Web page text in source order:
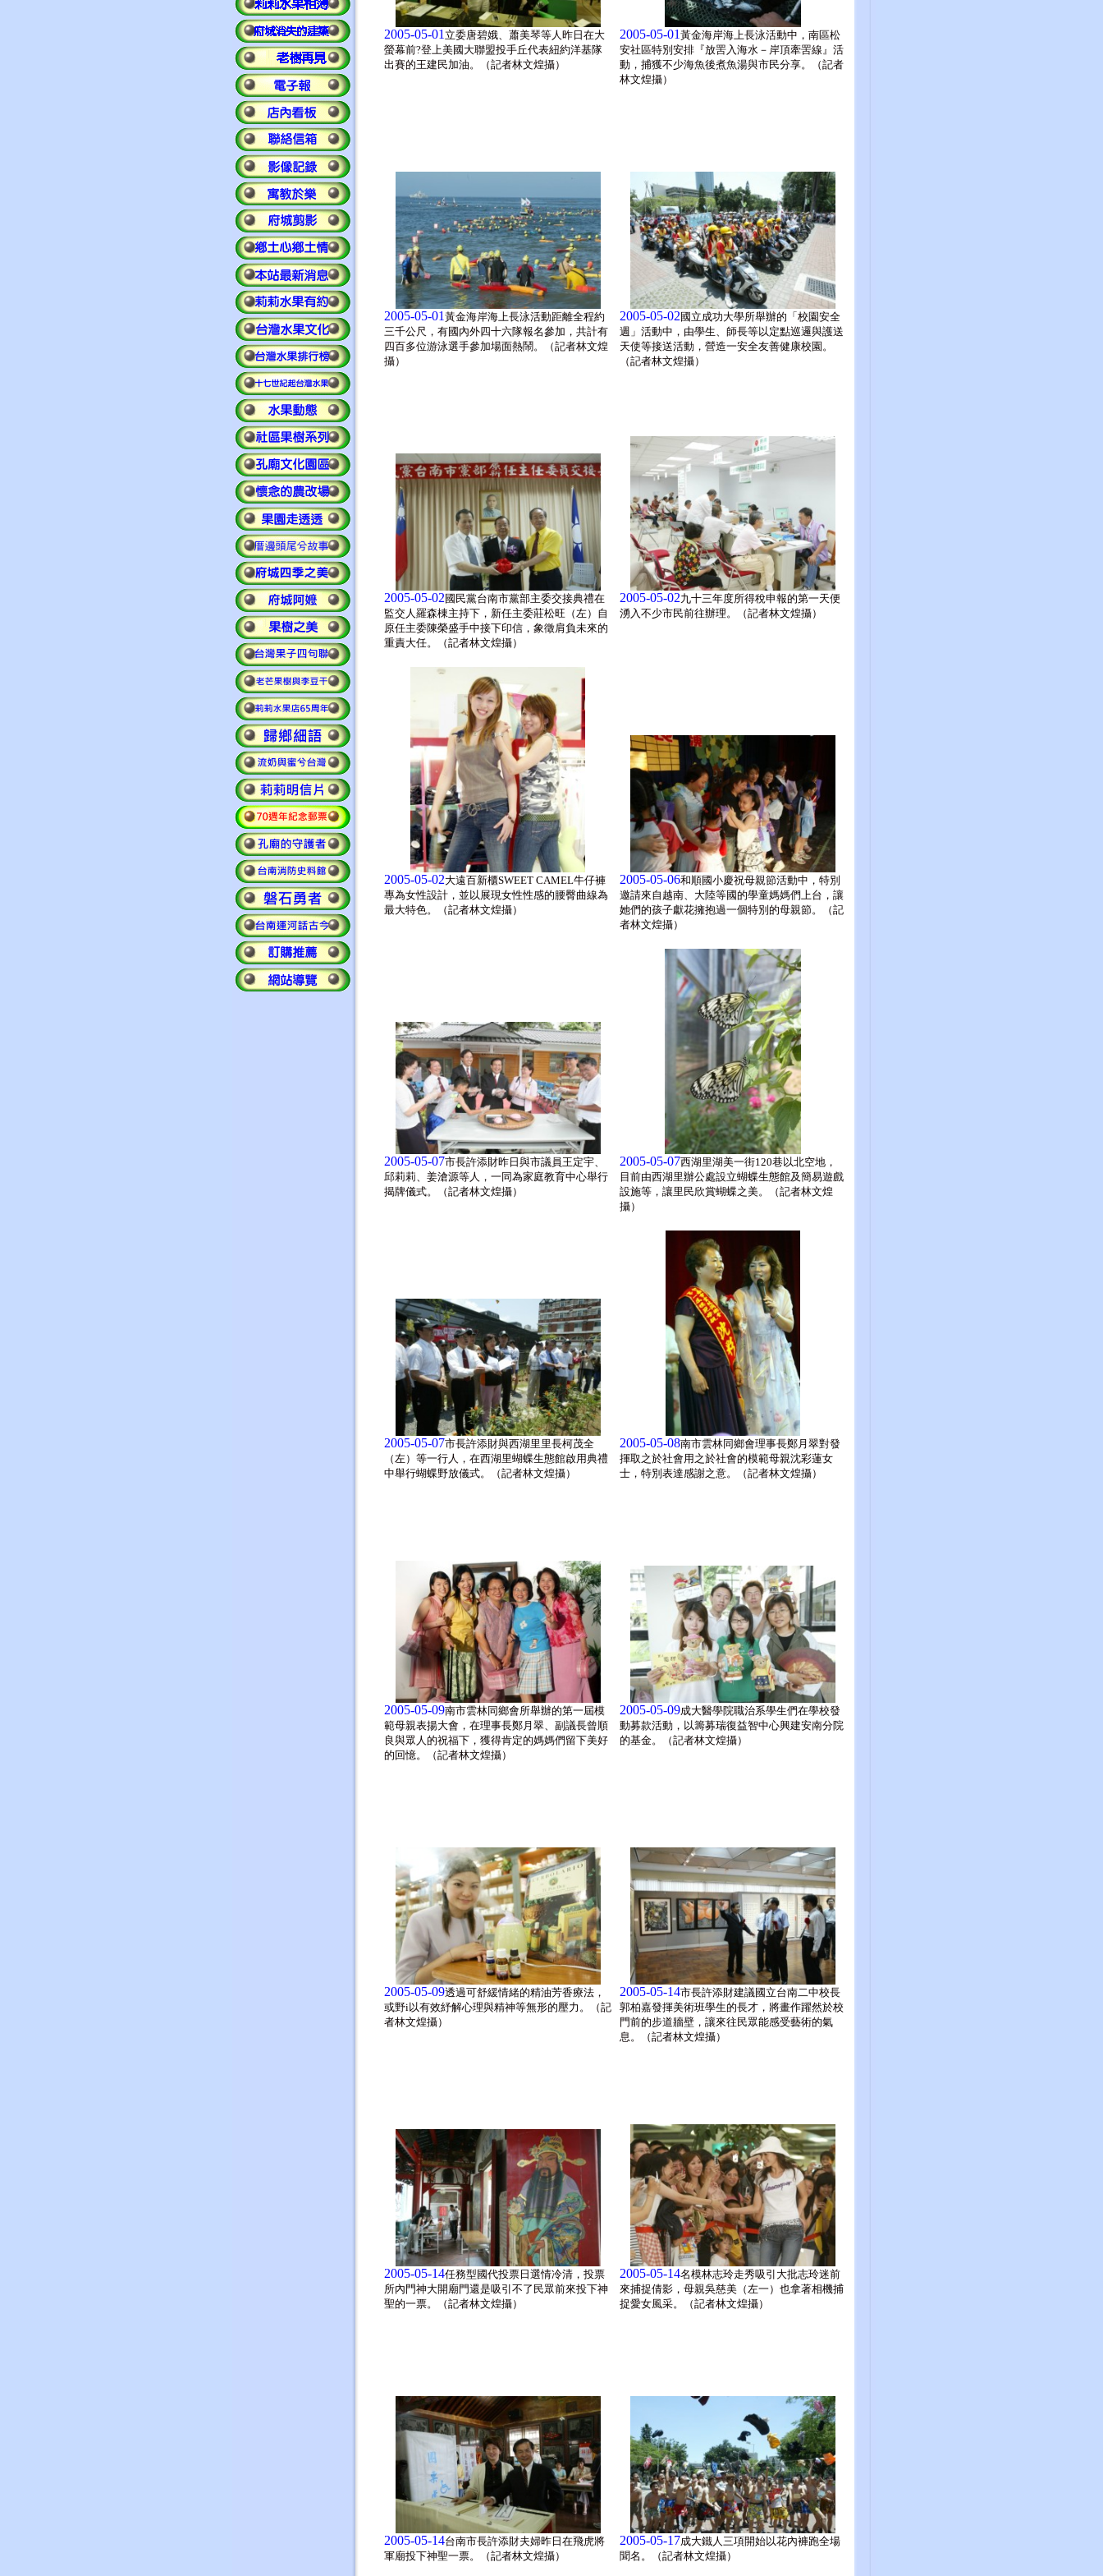
2005-05-01 立委唐碧娥、蕭美琴等人昨日在大
螢幕前?登上美國大聯盟投手丘代表紐約洋基隊
出賽的王建民加油。（記者林文煌攝）
2005-05-01 黃金海岸海上長泳活動中，南區松
安社區特別安排『放罟入海水－岸頂牽罟線』活
動，捕獲不少海魚後煮魚湯與市民分享。（記者
林文煌攝）
2005-05-01 黃金海岸海上長泳活動距離全程約
三千公尺，有國內外四十六隊報名參加，共計有
四百多位游泳選手參加場面熱鬧。（記者林文煌
攝）
2005-05-02 國立成功大學所舉辦的「校園安全
週」活動中，由學生、師長等以定點巡邏與護送
天使等接送活動，營造一安全友善健康校園。
（記者林文煌攝）
2005-05-02 國民黨台南市黨部主委交接典禮在
監交人羅森棟主持下，新任主委莊松旺（左）自
原任主委陳榮盛手中接下印信，象徵肩負未來的
重責大任。（記者林文煌攝）
2005-05-02九十三年度所得稅申報的第一天便
湧入不少市民前往辦理。（記者林文煌攝）
2005-05-02大遠百新櫃SWEET CAMEL牛仔褲
專為女性設計，並以展現女性性感的腰臀曲線為
最大特色。（記者林文煌攝）
2005-05-06和順國小慶祝母親節活動中，特別
邀請來自越南、大陸等國的學童媽媽們上台，讓
她們的孩子獻花擁抱過一個特別的母親節。（記
者林文煌攝）
2005-05-07市長許添財昨日與市議員王定宇、
邱莉莉、姜滄源等人，一同為家庭教育中心舉行
揭牌儀式。（記者林文煌攝）
2005-05-07西湖里湖美一街120巷以北空地，
目前由西湖里辦公處設立蝴蝶生態館及簡易遊戲
設施等，讓里民欣賞蝴蝶之美。（記者林文煌
攝）
2005-05-07市長許添財與西湖里里長柯茂全
（左）等一行人，在西湖里蝴蝶生態館啟用典禮
中舉行蝴蝶野放儀式。（記者林文煌攝）
2005-05-08南市雲林同鄉會理事長鄭月翠對發
揮取之於社會用之於社會的模範母親沈彩蓮女
士，特別表達感謝之意。（記者林文煌攝）
2005-05-09南市雲林同鄉會所舉辦的第一屆模
範母親表揚大會，在理事長鄭月翠、副議長曾順
良與眾人的祝福下，獲得肯定的媽媽們留下美好
的回憶。（記者林文煌攝）
2005-05-09成大醫學院職治系學生們在學校發
動募款活動，以籌募瑞復益智中心興建安南分院
的基金。（記者林文煌攝）
2005-05-09透過可舒緩情緒的精油芳香療法，
或野i以有效紓解心理與精神等無形的壓力。（記
者林文煌攝）
2005-05-14市長許添財建議國立台南二中校長
郭柏嘉發揮美術班學生的長才，將畫作躍然於校
門前的步道牆壁，讓來往民眾能感受藝術的氣
息。（記者林文煌攝）
2005-05-14任務型國代投票日選情冷清，投票
所內門神大開廟門還是吸引不了民眾前來投下神
聖的一票。（記者林文煌攝）
2005-05-14名模林志玲走秀吸引大批志玲迷前
來捕捉倩影，母親吳慈美（左一）也拿著相機捕
捉愛女風采。（記者林文煌攝）
2005-05-14台南市長許添財夫婦昨日在飛虎將
軍廟投下神聖一票。（記者林文煌攝）
2005-05-17成大鐵人三項開始以花內褲跑全場
聞名。（記者林文煌攝）